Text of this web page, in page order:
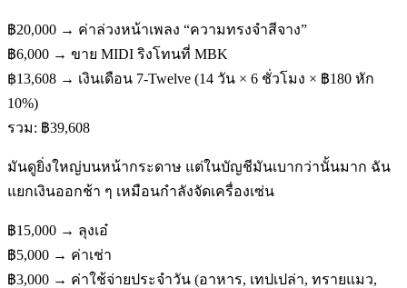
฿20,000 → ค่าล่วงหน้าเพลง “ความทรงจำสีจาง”
฿6,000 → ขาย MIDI ริงโทนที่ MBK
฿13,608 → เงินเดือน 7-Twelve (14 วัน × 6 ชั่วโมง × ฿180 หัก
10%)
รวม: ฿39,608
มันดูยิ่งใหญ่บนหน้ากระดาษ แต่ในบัญชีมันเบากว่านั้นมาก ฉัน
แยกเงินออกช้า ๆ เหมือนกำลังจัดเครื่องเซ่น
฿15,000 → ลุงเอ๋
฿5,000 → ค่าเช่า
฿3,000 → ค่าใช้จ่ายประจำวัน (อาหาร, เทปเปล่า, ทรายแมว,